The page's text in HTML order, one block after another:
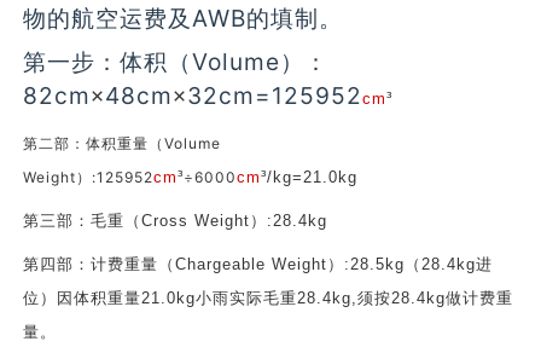
物的航空运费及AWB的填制。
第一步：体积（Volume）：
82cm×48cm×32cm=125952cm³
第二部：体积重量（Volume
Weight）:125952cm³÷6000cm³/kg=21.0kg
第三部：毛重（Cross Weight）:28.4kg
第四部：计费重量（Chargeable Weight）:28.5kg（28.4kg进
位）因体积重量21.0kg小雨实际毛重28.4kg,须按28.4kg做计费重
量。